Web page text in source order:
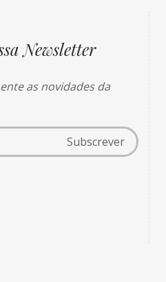
Newsletter
as novidades da